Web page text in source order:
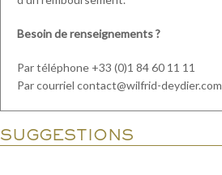
Besoin de renseignements ?
Par téléphone +33 (0)1 84 60 11 11
Par courriel contact@wilfrid-deydier.com
SUGGESTIONS